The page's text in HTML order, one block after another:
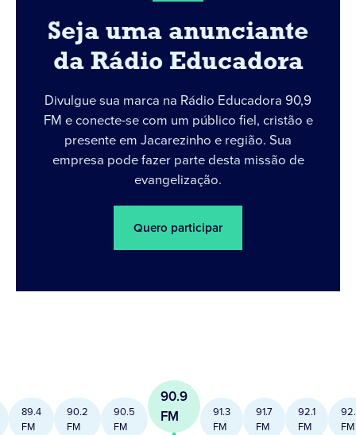
Seja uma anunciante
da Rádio Educadora
Divulgue sua marca na Rádio Educadora 90,9
FM e conecte-se com um público fiel, cristão e
presente em Jacarezinho e região. Sua
empresa pode fazer parte desta missão de
evangelização.
Quero participar
89.4
FM
90.2
FM
90.5
FM
90.9
FM
91.3
FM
91.7
FM
92.1
FM
FM